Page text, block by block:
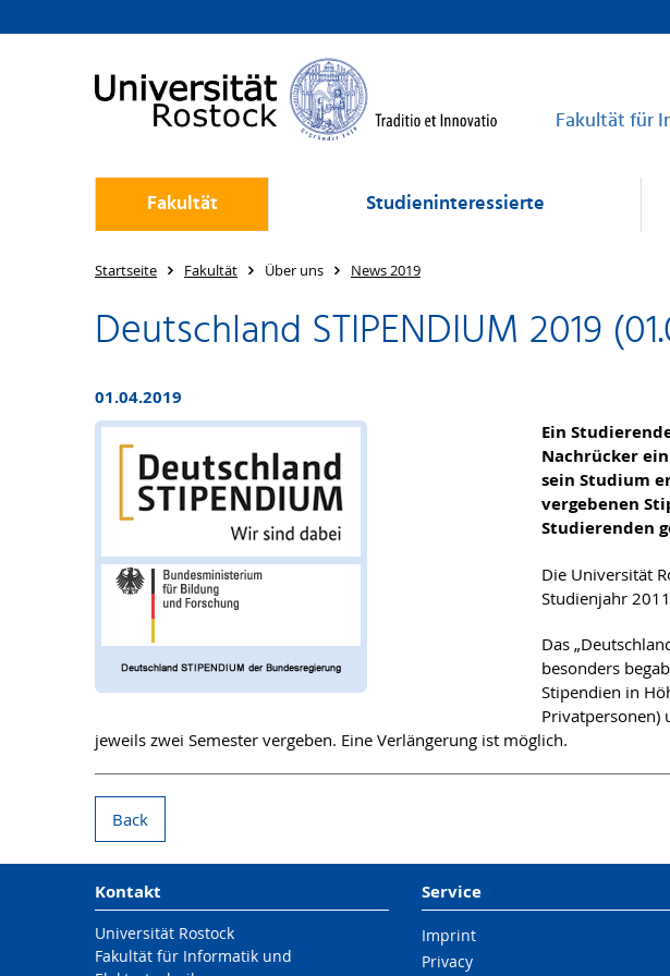
Fakultät für
Fakultät Studieninteressierte
Startseite Fakultät Über uns News 2019
Deutschland STIPENDIUM 2019
01.04.2019
Ein
Nachrücker
sein Studium
vergebenen
Studierenden
Die Universität
Studienjahr
Das
besonders
Stipendien in
Privatpersonen)
jeweils zwei Semester vergeben. Eine Verlängerung ist möglich.
Back
Kontakt
Universität Rostock
Fakultät für Informatik und
Service
Imprint
Privacy